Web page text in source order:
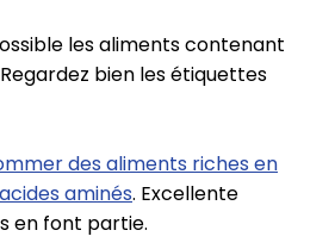
les aliments contenant
bien les étiquettes
des aliments riches en
aminés. Excellente
en font partie.